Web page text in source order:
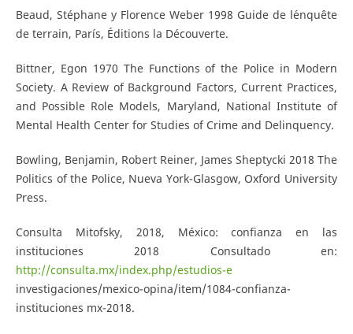
Beaud, Stéphane y Florence Weber 1998 Guide de l´enquête
de terrain, París, Éditions la Découverte.
Bittner, Egon 1970 The Functions of the Police in Modern
Society. A Review of Background Factors, Current Practices,
and Possible Role Models, Maryland, National Institute of
Mental Health Center for Studies of Crime and Delinquency.
Bowling, Benjamin, Robert Reiner, James Sheptycki 2018 The
Politics of the Police, Nueva York-Glasgow, Oxford University
Press.
Consulta Mitofsky, 2018, México: confianza en las
instituciones 2018 Consultado en:
http://consulta.mx/index.php/estudios-e
investigaciones/mexico-opina/item/1084-confianza-
instituciones mx-2018.